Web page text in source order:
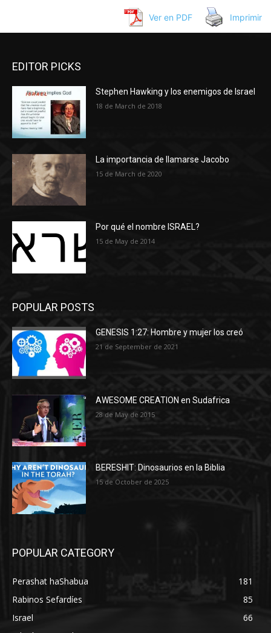
Ver en PDF Imprimir
EDITOR PICKS
Stephen Hawking y los enemigos de Israel
18 de March de 2018
La importancia de llamarse Jacobo
15 de March de 2020
Por qué el nombre ISRAEL?
15 de May de 2014
POPULAR POSTS
GENESIS 1:27: Hombre y mujer los creó
21 de September de 2021
AWESOME CREATION en Sudafrica
28 de May de 2015
BERESHIT: Dinosaurios en la Biblia
15 de October de 2025
POPULAR CATEGORY
Perashat haShabua
181
Rabinos Sefardíes
85
Israel
66